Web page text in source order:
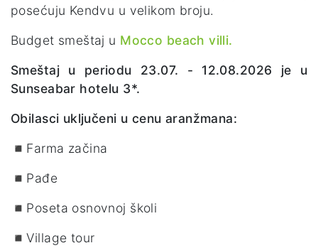
posećuju Kendvu u velikom broju.
Budget smeštaj u Mocco beach villi.
Smeštaj u periodu 23.07. - 12.08.2026 je u
Sunseabar hotelu 3*.
Obilasci uključeni u cenu aranžmana:
◾Farma začina
◾Pađe
◾Poseta osnovnoj školi
◾Village tour